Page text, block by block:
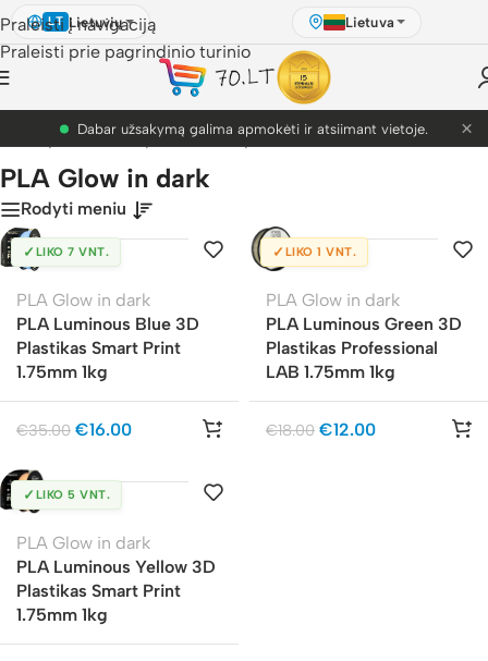
Praleisti į navigaciją
Praleisti prie pagrindinio turinio
LT Lietuvių Lietuva
Dabar užsakymą galima apmokėti ir atsiimant vietoje. ×
3D Spausdinimo plastikai/3D plastikai PLA/PLA Glow in dark
PLA Glow in dark
Rodyti meniu
✓ LIKO 7 VNT.
PLA Glow in dark
PLA Luminous Blue 3D
Plastikas Smart Print
1.75mm 1kg
€35.00 €16.00
✓ LIKO 1 VNT.
PLA Glow in dark
PLA Luminous Green 3D
Plastikas Professional
LAB 1.75mm 1kg
€18.00 €12.00
✓ LIKO 5 VNT.
PLA Glow in dark
PLA Luminous Yellow 3D
Plastikas Smart Print
1.75mm 1kg